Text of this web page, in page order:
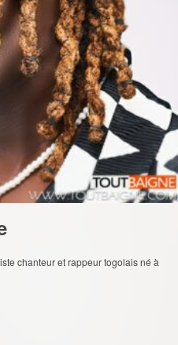
chanteur et rappeur togolais né à